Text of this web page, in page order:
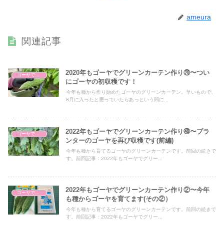
ameura
関連記事
2020年もゴーヤでグリーンカーテン作り⑳〜つい
にゴーヤの初収穫です！
今年も種から作り始めたゴーヤのグリーンカーテン。早いもので、
8月に入ったと思っていたらあっという間に...
2022年もゴーヤでグリーンカーテン作り㊽〜プラ
ンターのゴーヤを再び収穫です(前編)
今年も種から育てるゴーヤのグリーンカーテンです。前回の続きで
す。前回記事：2022年もゴーヤでグリー...
2022年もゴーヤでグリーンカーテン作り②〜今年
も種からゴーヤを育てます(その②）
今年も種から育てるゴーヤのグリーンカーテンです。前回の続きで
す。前回記事：2022年もゴーヤでグリー...